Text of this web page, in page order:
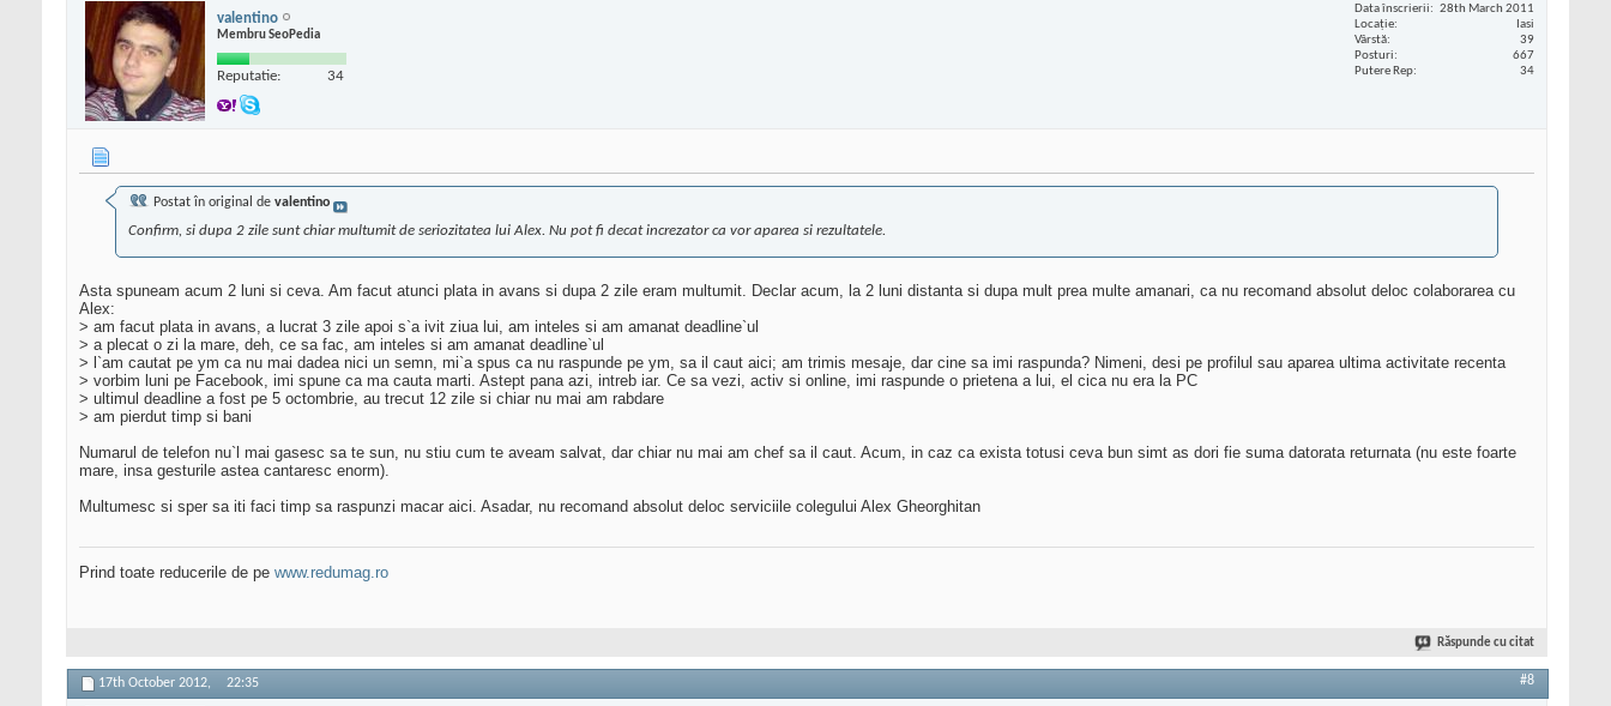
valentino
Membru SeoPedia
Reputatie: 34
Data înscrierii
28th March 2011
Locaţie
Iasi
Vârstă
39
Posturi
667
Putere Rep
34
Postat în original de valentino
Confirm, si dupa 2 zile sunt chiar multumit de seriozitatea lui Alex. Nu pot fi decat increzator ca vor aparea si rezultatele.
Asta spuneam acum 2 luni si ceva. Am facut atunci plata in avans si dupa 2 zile eram multumit. Declar acum, la 2 luni distanta si dupa mult prea multe amanari, ca nu recomand absolut deloc colaborarea cu
Alex:
> am facut plata in avans, a lucrat 3 zile apoi s`a ivit ziua lui, am inteles si am amanat deadline`ul
> a plecat o zi la mare, deh, ce sa fac, am inteles si am amanat deadline`ul
> l`am cautat pe ym ca nu mai dadea nici un semn, mi`a spus ca nu raspunde pe ym, sa il caut aici; am trimis mesaje, dar cine sa imi raspunda? Nimeni, desi pe profilul sau aparea ultima activitate recenta
> vorbim luni pe Facebook, imi spune ca ma cauta marti. Astept pana azi, intreb iar. Ce sa vezi, activ si online, imi raspunde o prietena a lui, el cica nu era la PC
> ultimul deadline a fost pe 5 octombrie, au trecut 12 zile si chiar nu mai am rabdare
> am pierdut timp si bani
Numarul de telefon nu`l mai gasesc sa te sun, nu stiu cum te aveam salvat, dar chiar nu mai am chef sa il caut. Acum, in caz ca exista totusi ceva bun simt as dori fie suma datorata returnata (nu este foarte
mare, insa gesturile astea cantaresc enorm).
Multumesc si sper sa iti faci timp sa raspunzi macar aici. Asadar, nu recomand absolut deloc serviciile colegului Alex Gheorghitan
Prind toate reducerile de pe www.redumag.ro
Răspunde cu citat
17th October 2012, 22:35 #8